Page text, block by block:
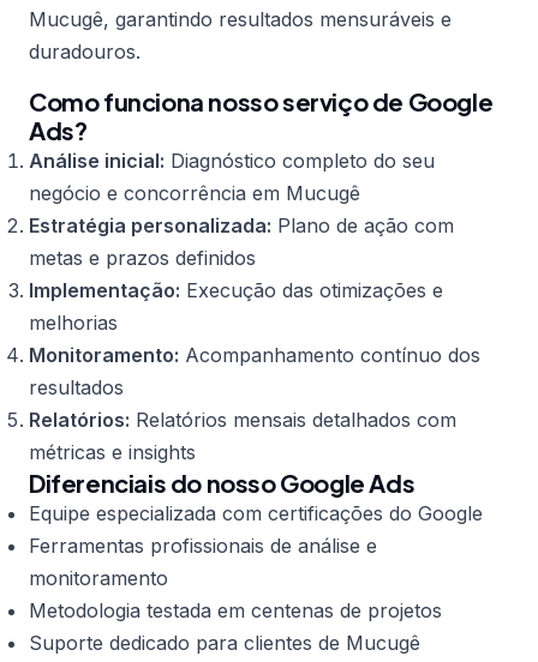
Mucugê, garantindo resultados mensuráveis e
duradouros.
Como funciona nosso serviço de Google
Ads?
Análise inicial: Diagnóstico completo do seu
negócio e concorrência em Mucugê
Estratégia personalizada: Plano de ação com
metas e prazos definidos
Implementação: Execução das otimizações e
melhorias
Monitoramento: Acompanhamento contínuo dos
resultados
Relatórios: Relatórios mensais detalhados com
métricas e insights
Diferenciais do nosso Google Ads
Equipe especializada com certificações do Google
Ferramentas profissionais de análise e
monitoramento
Metodologia testada em centenas de projetos
Suporte dedicado para clientes de Mucugê